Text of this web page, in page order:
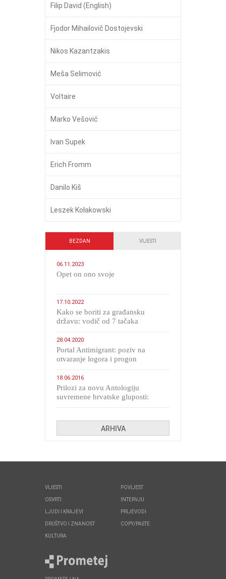
Filip David (English)
Fjodor Mihailovič Dostojevski
Nikos Kazantzakis
Meša Selimović
Voltaire
Marko Vešović
Ivan Supek
Erich Fromm
Danilo Kiš
Leszek Kołakowski
BEZDAN VIJESTI
06.11.2023
​Opet on ono svoje
17.10.2022
Kako se boriti za građansku
državu: vodič od 7 tačaka
28.04.2020
Portal Antimigrant: poziv na
otvaranje logora i progon
18.06.2016
Prilozi za novu Antologiju
suvremene hrvatske gluposti:
ARHIVA
VIJESTI
OSVRTI
LJUDI I KRAJEVI
DRUŠTVO I ZNANOST
KULTURA
POVIJEST
INTERVJU
PRIJEVODI
COPY/PASTE